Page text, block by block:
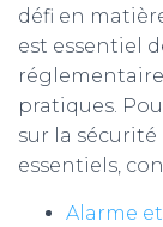
défi en
est essentiel
pratiques.
sur la
essentiels,
Alarme